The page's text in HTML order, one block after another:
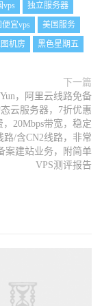
vps
独立服务器
便宜vps
美国服务
机房 黑色星期五
下一篇
，阿里云线路免备
云服务器，7折优惠
，20Mbps带宽，稳定
路/含CN2线路，非常
案建站业务，附简单
VPS测评报告